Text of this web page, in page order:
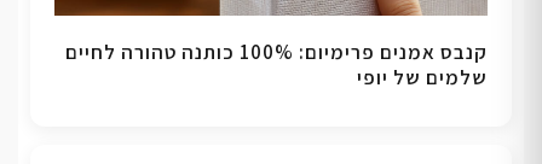
קנבס אמנים פרימיום: 100% כותנה טהורה לחיים
שלמים של יופי